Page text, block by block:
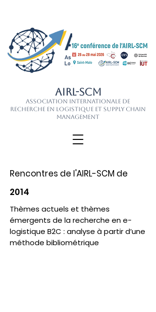
AIRL-SCM
Association Internationale de
Recherche en Logistique et Supply Chain
Management
Rencontres de l'AIRL-SCM de
2014
Thèmes actuels et thèmes
émergents de la recherche en e-
logistique B2C : analyse à partir d’une
méthode bibliométrique